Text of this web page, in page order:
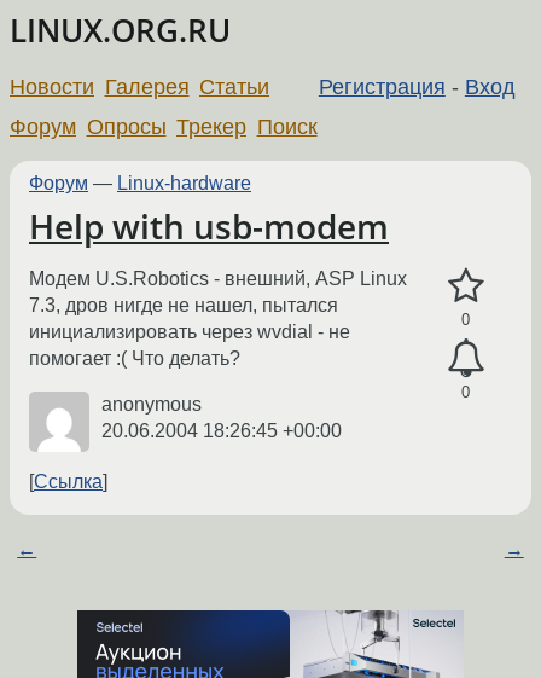
LINUX.ORG.RU
Регистрация - Вход
Новости Галерея Статьи
Форум Опросы Трекер Поиск
Форум — Linux-hardware
Help with usb-modem
0
0
Модем U.S.Robotics - внешний, ASP Linux
7.3, дров нигде не нашел, пытался
инициализировать через wvdial - не
помогает :( Что делать?
anonymous
20.06.2004 18:26:45 +00:00
Ссылка
← →